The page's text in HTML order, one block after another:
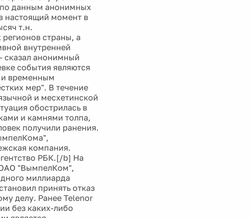
по данным анонимных
настоящий момент в
т.н.
страны, а
внутренней
сказал анонимный
события являются
временным
мер". В течение
и месхетинской
обострилась в
и камнями толпа,
получили ранения.
компания.
РБК.[/b] На
"ВымпелКом",
миллиарда
принять отказ
делу. Ранее Telenor
без каких-либо